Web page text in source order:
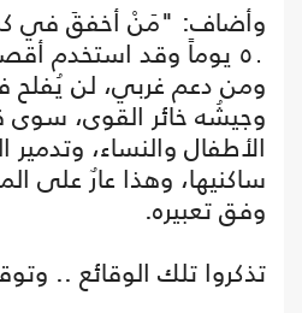
وأضاف: "مَنْ أخفقَ في
٥٠ يوماً وقد استخدم
ومن دعم غربي، لن يُفلح
وجيشُه خائر القوى،
الأطفال والنساء،
ساكنيها، وهذا عارٌ على
وفق تعبيره.
تذكروا تلك الوقائع ..